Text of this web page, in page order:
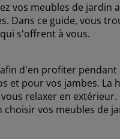
vos meubles de
Dans ce guide, vous
s'offrent à vous.
d'en profiter
et pour vos jambes.
relaxer en
choisir vos meubles